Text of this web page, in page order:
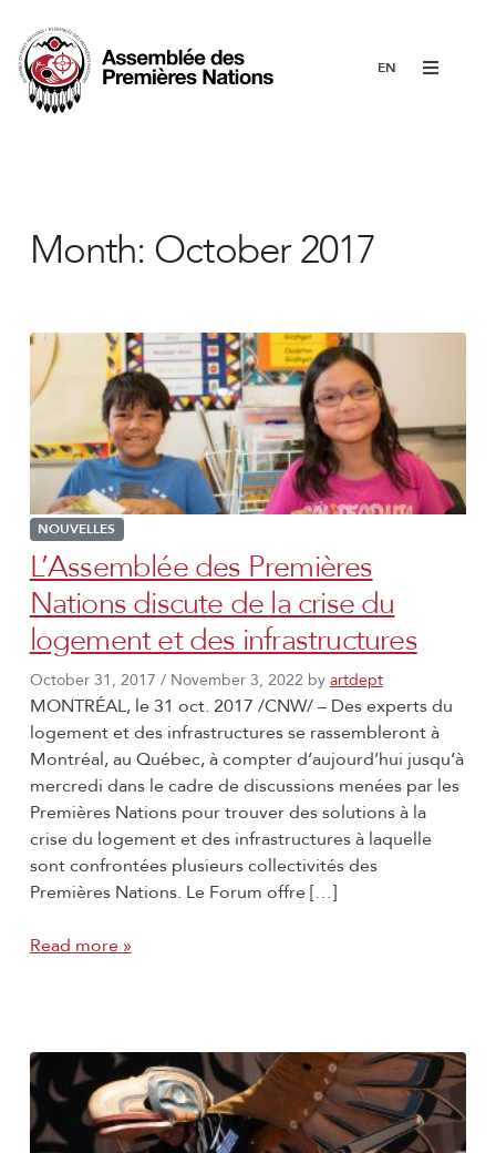
Menu
Month: October 2017
NOUVELLES
L’Assemblée des Premières
Nations discute de la crise du
logement et des infrastructures
October 31, 2017 / November 3, 2022 by artdept
MONTRÉAL, le 31 oct. 2017 /CNW/ – Des experts du
logement et des infrastructures se rassembleront à
Montréal, au Québec, à compter d’aujourd’hui jusqu’à
mercredi dans le cadre de discussions menées par les
Premières Nations pour trouver des solutions à la
crise du logement et des infrastructures à laquelle
sont confrontées plusieurs collectivités des
Premières Nations. Le Forum offre […]
Read more »